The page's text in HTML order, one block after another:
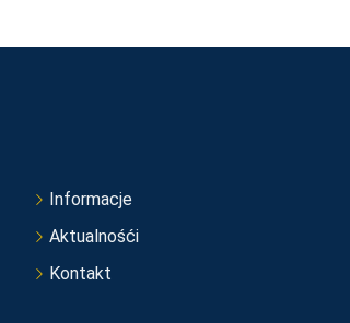
Informacje
Aktualnośći
Kontakt